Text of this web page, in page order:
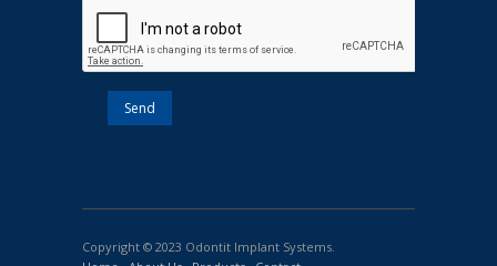
Copyright © 2023 Odontit Implant Systems.